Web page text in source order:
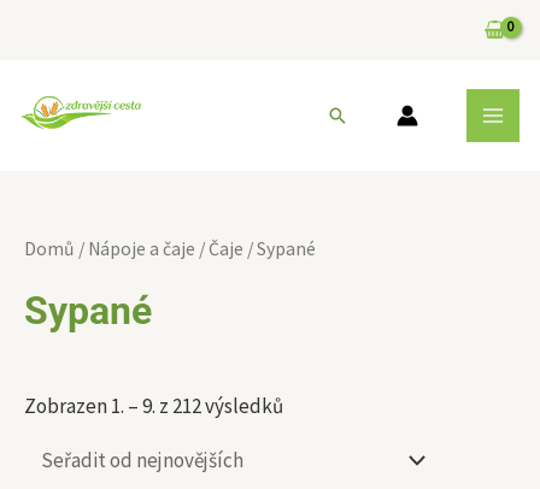
Hledat
Domů / Nápoje a čaje / Čaje / Sypané
Sypané
Zobrazen 1. – 9. z 212 výsledků
latest